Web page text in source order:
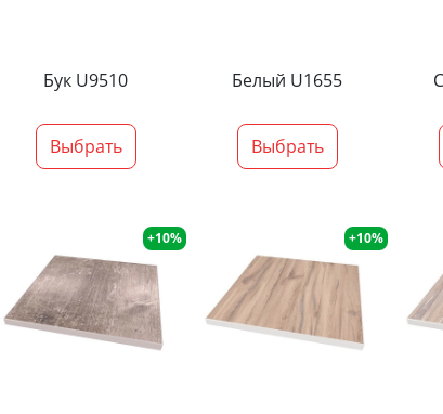
Бук U9510
Выбрать
Белый U1655
Выбрать
+10% +10%